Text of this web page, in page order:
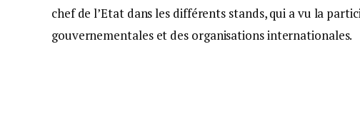
chef de l’Etat dans les différents stands, qui a vu la
gouvernementales et des organisations internationales.